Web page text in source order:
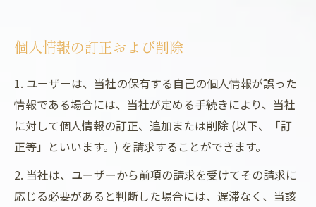
個人情報の訂正および削除
1. ユーザーは、当社の保有する自己の個人情報が誤った
情報である場合には、当社が定める手続きにより、当社
に対して個人情報の訂正、追加または削除 (以下、「訂
正等」といいます。) を請求することができます。
2. 当社は、ユーザーから前項の請求を受けてその請求に
応じる必要があると判断した場合には、遅滞なく、当該